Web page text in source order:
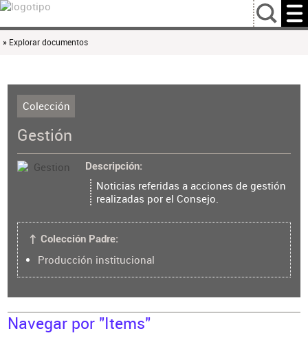
…
» Explorar documentos
Colección
Gestión
Descripción
Noticias referidas a acciones de gestión
realizadas por el Consejo.
↑ Colección Padre:
Producción institucional
Navegar por "Items"